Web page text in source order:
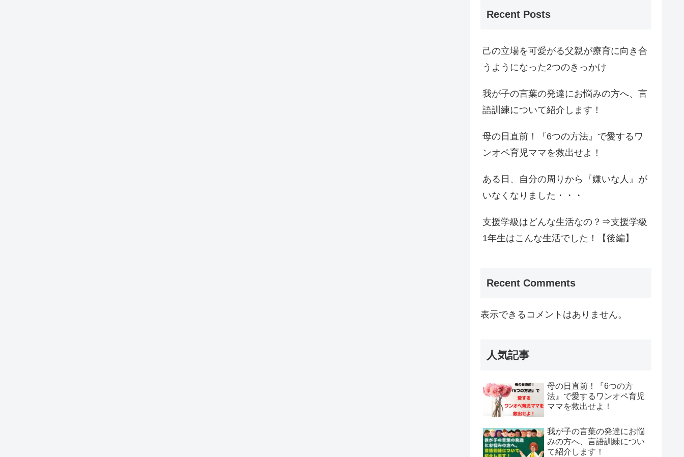
Recent Posts
己の立場を可愛がる父親が療育に向き合
うようになった2つのきっかけ
我が子の言葉の発達にお悩みの方へ、言
語訓練について紹介します！
母の日直前！『6つの方法』で愛するワ
ンオペ育児ママを救出せよ！
ある日、自分の周りから『嫌いな人』が
いなくなりました・・・
支援学級はどんな生活なの？⇒支援学級
1年生はこんな生活でした！【後編】
Recent Comments
表示できるコメントはありません。
人気記事
母の日直前！『6つの方
法』で愛するワンオペ育児
ママを救出せよ！
我が子の言葉の発達にお悩
みの方へ、言語訓練につい
て紹介します！